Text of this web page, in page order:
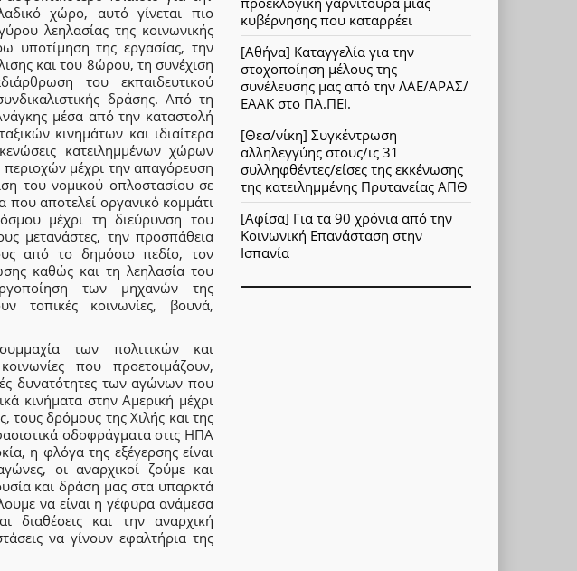
χώρο, αυτό γίνεται πιο
λεηλασίας της κοινωνικής
υποτίμηση της εργασίας, την
και του 8ώρου, τη συνέχιση
του εκπαιδευτικού
δράσης. Από τη
μέσα από την καταστολή
κινημάτων και ιδιαίτερα
κατειλημμένων χώρων
μέχρι την απαγόρευση
του νομικού οπλοστασίου σε
αποτελεί οργανικό κομμάτι
μέχρι τη διεύρυνση του
μετανάστες, την προσπάθεια
από το δημόσιο πεδίο, τον
καθώς και τη λεηλασία του
των μηχανών της
τοπικές κοινωνίες, βουνά,
των πολιτικών και
που προετοιμάζουν,
δυνατότητες των αγώνων που
κινήματα στην Αμερική μέχρι
τους δρόμους της Χιλής και της
οδοφράγματα στις ΗΠΑ
η φλόγα της εξέγερσης είναι
οι αναρχικοί ζούμε και
και δράση μας στα υπαρκτά
να είναι η γέφυρα ανάμεσα
διαθέσεις και την αναρχική
να γίνουν εφαλτήρια της
κυβέρνησης που καταρρέει
[Αθήνα] Καταγγελία για την
στοχοποίηση μέλους της
συνέλευσης μας από την ΛΑΕ/ΑΡΑΣ/
ΕΑΑΚ στο ΠΑ.ΠΕΙ.
[Θεσ/νίκη] Συγκέντρωση
αλληλεγγύης στους/ις 31
συλληφθέντες/είσες της εκκένωσης
της κατειλημμένης Πρυτανείας ΑΠΘ
[Αφίσα] Για τα 90 χρόνια από την
Κοινωνική Επανάσταση στην
Ισπανία